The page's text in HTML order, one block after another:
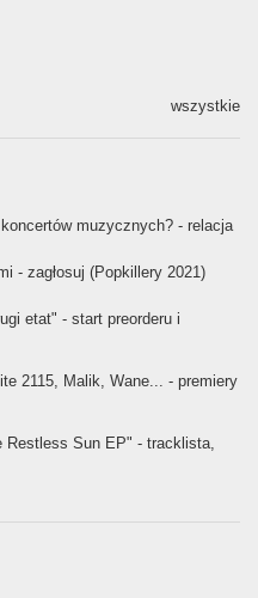
wszystkie
muzycznych? - relacja
- zagłosuj (Popkillery 2021)
etat" - start preorderu i
2115, Malik, Wane... - premiery
Restless Sun EP" - tracklista,